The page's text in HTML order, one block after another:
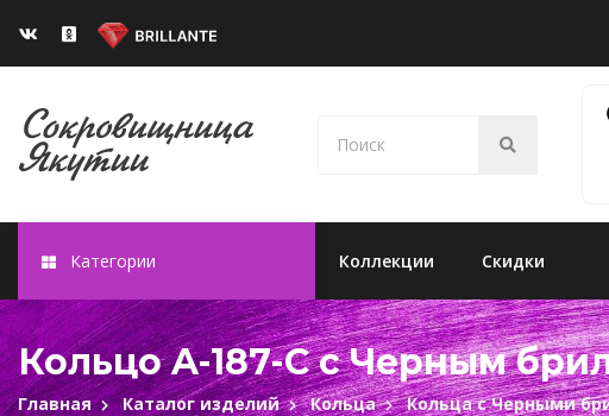
Категории Коллекции Скидки
Кольцо A-187-C с Черным
Главная Каталог изделий Кольца Кольца с Черными